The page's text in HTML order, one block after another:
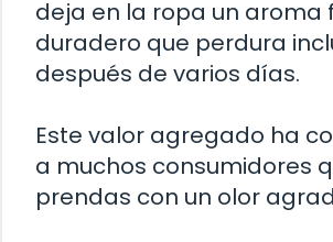
deja en la ropa un aroma
duradero que perdura
después de varios días.
Este valor agregado ha
a muchos consumidores
prendas con un olor